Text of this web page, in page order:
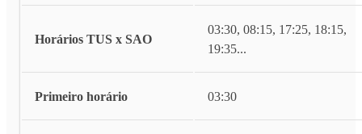
Horários TUS x SAO
03:30, 08:15, 17:25, 18:15,
19:35...
Primeiro horário 03:30